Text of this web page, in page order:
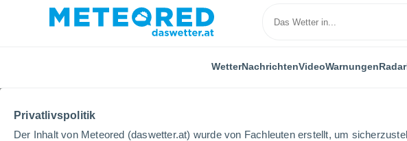
Privatlivspolitik
Der Inhalt von Meteored (daswetter.at) wurde von Fachleuten erstellt, um
WetterNachrichtenVideoWarnungenRadar